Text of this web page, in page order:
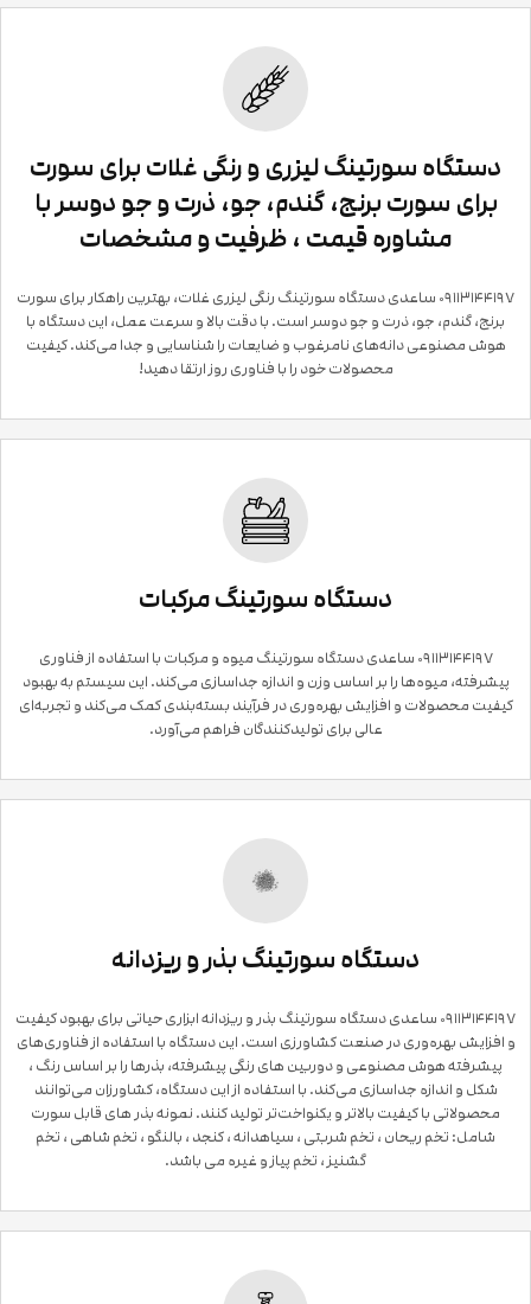
دستگاه سورتینگ لیزری و رنگی غلات برای سورت
برای سورت برنج، گندم، جو، ذرت و جو دوسر با
مشاوره قیمت ، ظرفیت و مشخصات
۰۹۱۱۳۱۴۴۱۹۷ ساعدی دستگاه سورتینگ رنگی لیزری غلات، بهترین راهکار برای سورت
برنج، گندم، جو، ذرت و جو دوسر است. با دقت بالا و سرعت عمل، این دستگاه با
هوش مصنوعی دانه‌های نامرغوب و ضایعات را شناسایی و جدا می‌کند. کیفیت
محصولات خود را با فناوری روز ارتقا دهید!
دستگاه سورتینگ مرکبات
۰۹۱۱۳۱۴۴۱۹۷ ساعدی دستگاه سورتینگ میوه و مرکبات با استفاده از فناوری
پیشرفته، میوه‌ها را بر اساس وزن و اندازه جداسازی می‌کند. این سیستم به بهبود
کیفیت محصولات و افزایش بهره‌وری در فرآیند بسته‌بندی کمک می‌کند و تجربه‌ای
عالی برای تولیدکنندگان فراهم می‌آورد.
دستگاه سورتینگ بذر و ریزدانه
۰۹۱۱۳۱۴۴۱۹۷ ساعدی دستگاه سورتینگ بذر و ریزدانه ابزاری حیاتی برای بهبود کیفیت
و افزایش بهره‌وری در صنعت کشاورزی است. این دستگاه با استفاده از فناوری‌های
پیشرفته هوش مصنوعی و دوربین های رنگی پیشرفته، بذرها را بر اساس رنگ ،
شکل و اندازه جداسازی می‌کند. با استفاده از این دستگاه، کشاورزان می‌توانند
محصولاتی با کیفیت بالاتر و یکنواخت‌تر تولید کنند. نمونه بذر های قابل سورت
شامل: تخم ریحان ، تخم شربتی ، سیاهدانه ، کنجد ، بالنگو ، تخم شاهی ، تخم
گشنیز ، تخم پیاز و غیره می باشد.